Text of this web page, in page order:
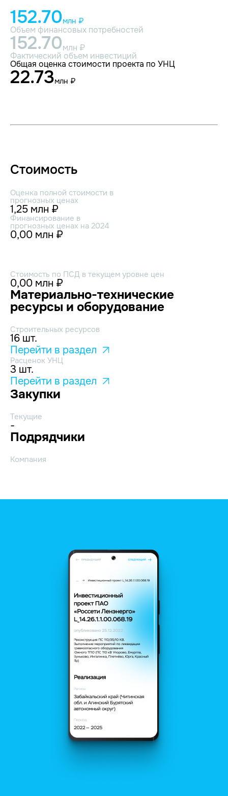
152.70млн ₽
Объем финансовых потребностей
152.70млн ₽
Фактический объем инвестиций
Общая оценка стоимости проекта по УНЦ
22.73млн ₽
Стоимость
Оценка полной стоимости в
прогнозных ценах
1,25 млн ₽
Финансирование в
прогнозных ценах на 2024
0,00 млн ₽
Стоимость по ПСД в текущем уровне цен
0,00 млн ₽
Материально-технические
ресурсы и оборудование
Строительных ресурсов
16 шт.
Перейти в раздел
Расценок УНЦ
3 шт.
Перейти в раздел
Закупки
Текущие
-
Подрядчики
Компания